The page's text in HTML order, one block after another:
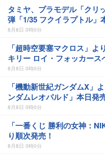
タミヤ、プラモデル「クリ
弾「1/35 フクイラプトル」
8月8日 0時0分
「超時空要塞マクロス」
キリー ロイ・フォッカー
Ver.」本日発売！
8月8日 0時0分
「機動新世紀ガンダムX」
ンダムレオパルド」本日発
8月8日 0時0分
「一番くじ 勝利の女神：
り順次発売！
8月8日 0時0分